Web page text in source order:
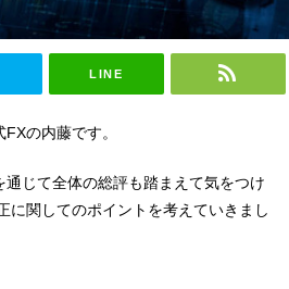
LINE
の内藤です。
じて全体の総評も踏まえて気をつけ
に関してのポイントを考えていきまし